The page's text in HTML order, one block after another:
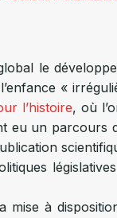
le
«
l’histoire, où
eu un parcours
mise à